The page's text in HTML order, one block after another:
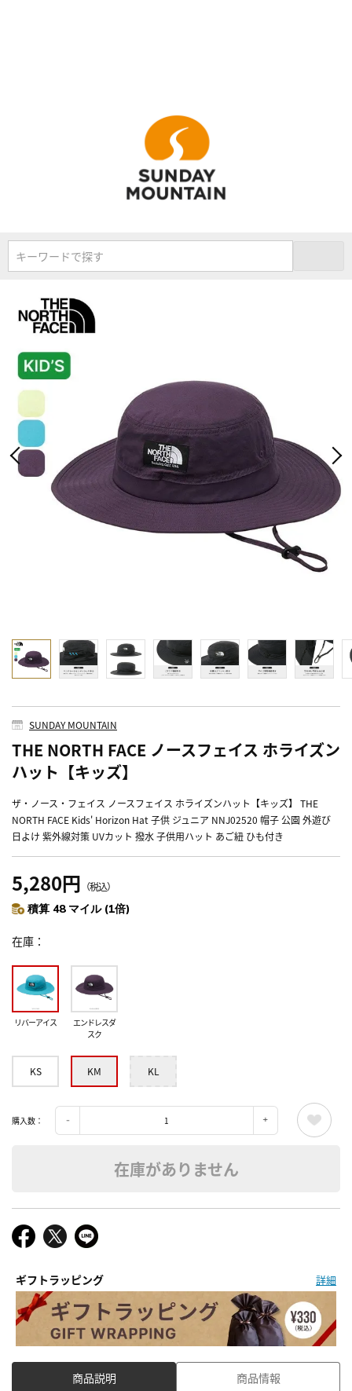
キーワードで探す
SUNDAY MOUNTAIN
THE NORTH FACE ノースフェイス ホライズン
ハット【キッズ】
ザ・ノース・フェイス ノースフェイス ホライズンハット【キッズ】 THE
NORTH FACE Kids' Horizon Hat 子供 ジュニア NNJ02520 帽子 公園 外遊び
日よけ 紫外線対策 UVカット 撥水 子供用ハット あご紐 ひも付き
5,280円 （税込）
積算 48 マイル (1倍)
在庫
リバーアイス
エンドレスダ
スク
KS KM KL
購入数：
在庫がありません
ギフトラッピング 詳細
商品説明 商品情報